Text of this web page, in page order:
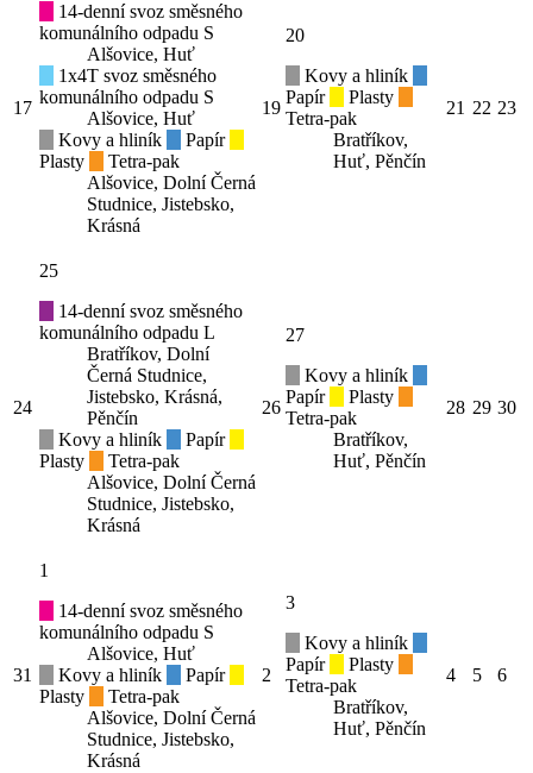
17
14-denní svoz směsného
komunálního odpadu S
Alšovice, Huť
1x4T svoz směsného
komunálního odpadu S
Alšovice, Huť
Kovy a hliník
Papír
Plasty
Tetra-pak
Alšovice, Dolní Černá
Studnice, Jistebsko,
Krásná
19
20
Kovy a hliník
Papír
Plasty
Tetra-pak
Bratříkov,
Huť, Pěnčín
21 22 23
24
25
14-denní svoz směsného
komunálního odpadu L
Bratříkov, Dolní
Černá Studnice,
Jistebsko, Krásná,
Pěnčín
Kovy a hliník
Papír
Plasty
Tetra-pak
Alšovice, Dolní Černá
Studnice, Jistebsko,
Krásná
26
27
Kovy a hliník
Papír
Plasty
Tetra-pak
Bratříkov,
Huť, Pěnčín
28 29 30
31
1
14-denní svoz směsného
komunálního odpadu S
Alšovice, Huť
Kovy a hliník
Papír
Plasty
Tetra-pak
Alšovice, Dolní Černá
Studnice, Jistebsko,
Krásná
2
3
Kovy a hliník
Papír
Plasty
Tetra-pak
Bratříkov,
Huť, Pěnčín
4 5 6